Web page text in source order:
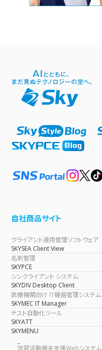
自社商品サイト
クライアント運用管理ソフトウェア
SKYSEA Client View
名刺管理
SKYPCE
シンクライアント システム
SKYDIV Desktop Client
医療機関向け IT機器管理システム
SKYMEC IT Manager
テスト自動化ツール
SKYATT
SKYMENU
学習活動端末支援Webシステム